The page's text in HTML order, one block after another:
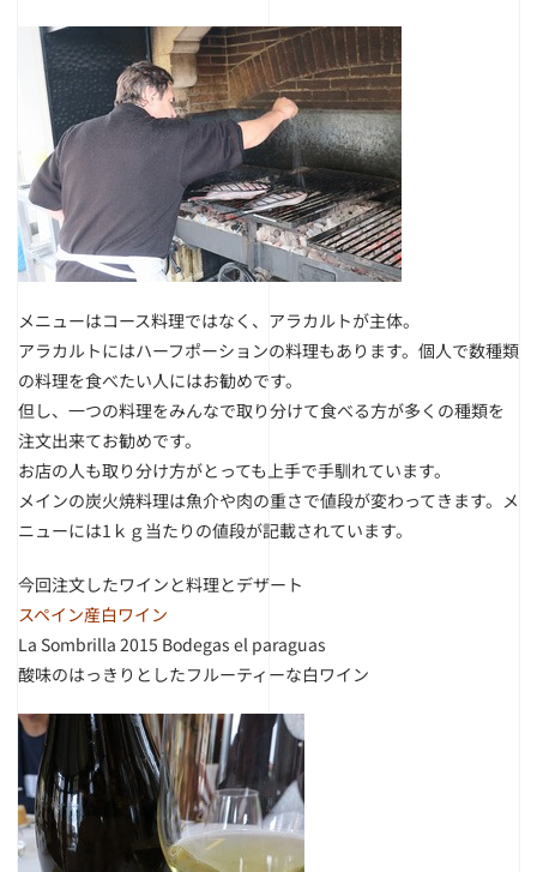
メニューはコース料理ではなく、アラカルトが主体。
アラカルトにはハーフポーションの料理もあります。個人で数種類
の料理を食べたい人にはお勧めです。
但し、一つの料理をみんなで取り分けて食べる方が多くの種類を
注文出来てお勧めです。
お店の人も取り分け方がとっても上手で手馴れています。
メインの炭火焼料理は魚介や肉の重さで値段が変わってきます。メ
ニューには1ｋｇ当たりの値段が記載されています。
今回注文したワインと料理とデザート
スペイン産白ワイン
La Sombrilla 2015 Bodegas el paraguas
酸味のはっきりとしたフルーティーな白ワイン